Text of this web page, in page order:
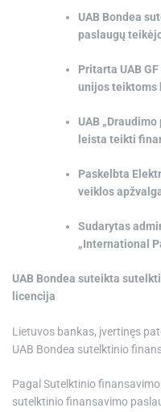
UAB Bondea
paslaugų
Pritarta UAB
unijos teiktoms
UAB
leista teikti
Paskelbta
veiklos
Sudarytas
„International
UAB Bondea suteikta
licencija
Lietuvos bankas, įvertinęs
UAB Bondea sutelktinio
Pagal Sutelktinio
sutelktinio finansavimo